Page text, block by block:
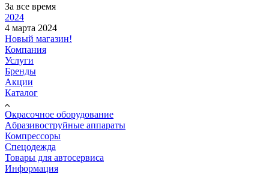
За все время
2024
4 марта 2024
Новый магазин!
Компания
Услуги
Бренды
Акции
Каталог
Окрасочное оборудование
Aбразивоструйные аппараты
Компрессоры
Спецодежда
Товары для автосервиса
Информация